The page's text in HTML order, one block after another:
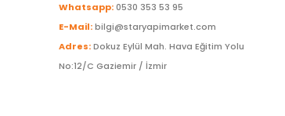
Whatsapp:0530 353 53 95
E-Mail:bilgi@staryapimarket.com
Adres:Dokuz Eylül Mah. Hava Eğitim Yolu
No:12/C Gaziemir / İzmir